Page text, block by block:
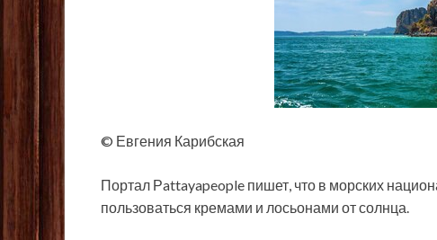
© Евгения Карибская
Портал Рattayapeople пишет, что в морских
пользоваться кремами и лосьонами от солнца.